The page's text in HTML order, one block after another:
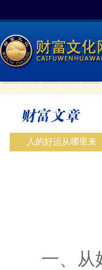
人的好运从哪里来
一、从